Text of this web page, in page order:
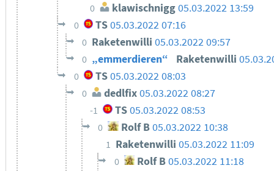
0 klawischnigg05.03.2022 13:59
0 TS05.03.2022 07:16
0 Raketenwilli 05.03.2022 09:57
0 „emmerdieren“ Raketenwilli
0 TS05.03.2022 08:03
0 dedlfix 05.03.2022 08:27
-1 TS05.03.2022 08:53
0 Rolf B05.03.2022 10:38
1 Raketenwilli05.03.2022 11:09
0 Rolf B05.03.2022 11:18